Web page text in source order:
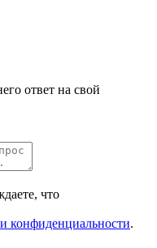
ответ на свой
что
конфиденциальности.